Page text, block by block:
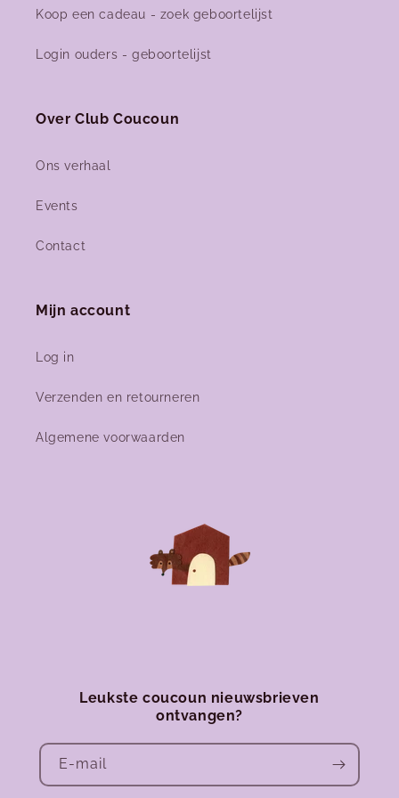
Koop een cadeau - zoek geboortelijst
Login ouders - geboortelijst
Over Club Coucoun
Ons verhaal
Events
Contact
Mijn account
Log in
Verzenden en retourneren
Algemene voorwaarden
Leukste coucoun nieuwsbrieven
ontvangen?
E‑mail